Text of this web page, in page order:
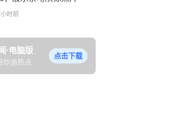
时前
·电脑版
你追热点
点击下载